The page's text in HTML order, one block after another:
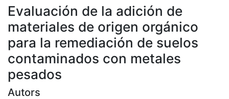
Evaluación de la adición de
materiales de origen orgánico
para la remediación de suelos
contaminados con metales
pesados
Autors